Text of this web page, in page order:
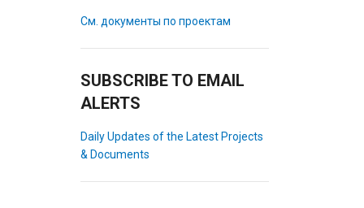
См. документы по проектам
SUBSCRIBE TO EMAIL
ALERTS
Daily Updates of the Latest Projects
& Documents